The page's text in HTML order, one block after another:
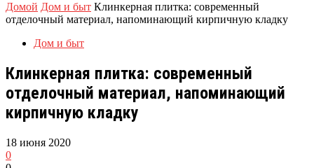
Домой Дом и быт Клинкерная плитка: современный
отделочный материал, напоминающий кирпичную кладку
Дом и быт
Клинкерная плитка: современный
отделочный материал, напоминающий
кирпичную кладку
18 июня 2020
0